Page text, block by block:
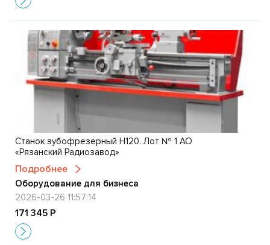
Станок зубофрезерный Н120. Лот № 1 АО
«Рязанский Радиозавод»
Подробнее
Оборудование для бизнеса
2026-03-26 11:57:14
171 345 Р